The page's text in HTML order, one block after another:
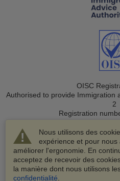
Nous utilisons des
expérience et pour
améliorer l'ergonomie. En
acceptez de recevoir des
la manière dont nous utilisons
confidentialité
OISC
Authorised to provide Immigration
2
Registration
© 2003-2026 VisaHQ.com,